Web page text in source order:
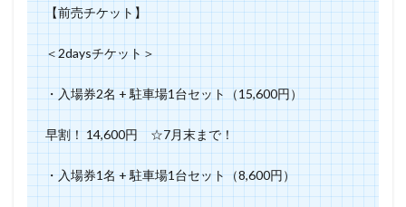
【前売チケット】
＜2daysチケット＞
・入場券2名 + 駐車場1台セット（15,600円）
早割！ 14,600円 ☆7月末まで！
・入場券1名 + 駐車場1台セット（8,600円）